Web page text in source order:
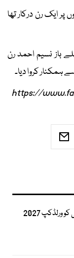
ایک رن درکار تھا
باز نسیم احمد رن
ہمکنار کروا دیا۔
https://
اجنکیا رہانے کا روہت اور کوہلی کو ورلڈکپ 2027